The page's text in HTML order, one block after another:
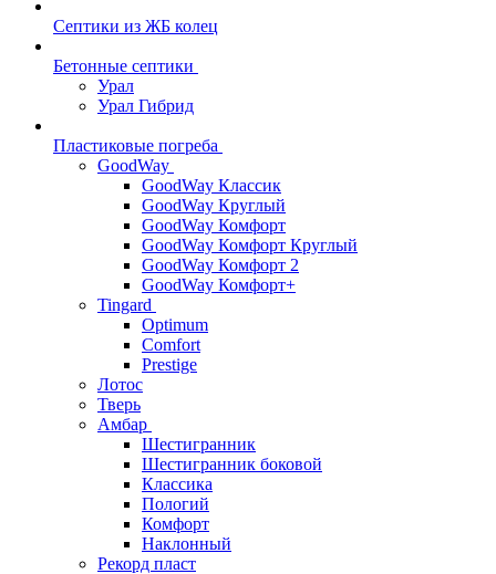
Септики из ЖБ колец
Бетонные септики
Урал
Урал Гибрид
Пластиковые погреба
GoodWay
GoodWay Классик
GoodWay Круглый
GoodWay Комфорт
GoodWay Комфорт Круглый
GoodWay Комфорт 2
GoodWay Комфорт+
Tingard
Optimum
Comfort
Prestige
Лотос
Тверь
Амбар
Шестигранник
Шестигранник боковой
Классика
Пологий
Комфорт
Наклонный
Рекорд пласт